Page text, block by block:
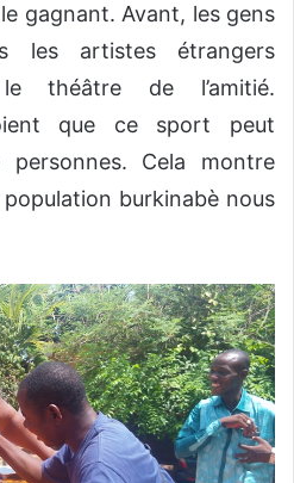
gagnant. Avant, les gens
les artistes étrangers
théâtre de l’amitié.
que ce sport peut
Cela montre
burkinabè nous